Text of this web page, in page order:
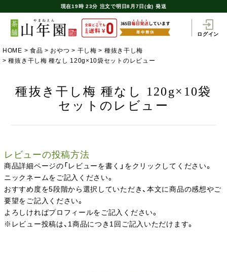
現在19時 23分 注文で明日8月7日(金) 発送
ログイン
HOME 食品 おやつ 干し梅
種抜き干し梅
種抜き干し梅 種なし 120g×10袋セットのレビュー
種抜き干し梅 種なし 120g×10袋
セットのレビュー
レビューの投稿方法
商品詳細ページの「レビューを書く」をクリックしてください。
ニックネームをご記入ください。
おすすめ度を5段階から選択していただき、本文に商品の感想やご
要望をご記入ください。
よろしければプロフィールをご記入ください。
※レビュー投稿は、1商品につき1回ご記入いただけます。